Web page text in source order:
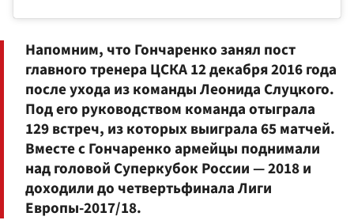
Напомним, что Гончаренко занял пост
главного тренера ЦСКА 12 декабря 2016 года
после ухода из командыЛеонида Слуцкого.
Под его руководством команда отыграла
129 встреч, из которых выиграла 65 матчей.
Вместе с Гончаренко армейцы поднимали
над головой Суперкубок России — 2018 и
доходили до четвертьфинала Лиги
Европы-2017/18.